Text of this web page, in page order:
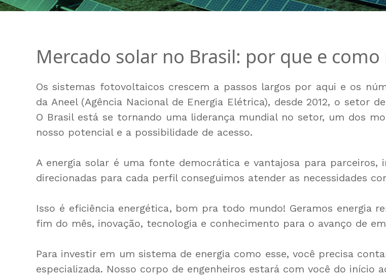
Mercado solar no Brasil: por que e
Os sistemas fotovoltaicos crescem a passos largos por aqui e os
da Aneel(Agência Nacional de Energia Elétrica), desde 2012, o setor
O Brasil está se tornando uma liderança mundial no setor, um dos
nosso potencial e a possibilidade de acesso.
A energia solar é uma fonte democrática e vantajosa para parceiros,
direcionadas para cada perfil conseguimos atender as necessidades
Isso é eficiência energética, bom pra todo mundo! Geramos energia
fim do mês, inovação, tecnologia e conhecimento para o avanço de
Para investir em um sistema de energia como esse, você precisa
especializada. Nosso corpo de engenheiros estará com você do